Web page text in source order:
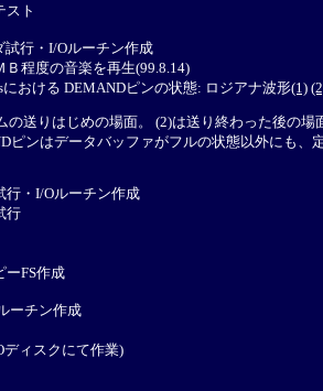
スト
行・I/Oルーチン作成
Ｂ程度の音楽を再生(99.8.14)
における DEMANDピンの状態: ロジアナ波形(1)
送りはじめの場面。 (2)は送り終わった後の場
ピンはデータバッファがフルの状態以外にも、
行・I/Oルーチン作成
行
ーFS作成
ーチン作成
ディスクにて作業)